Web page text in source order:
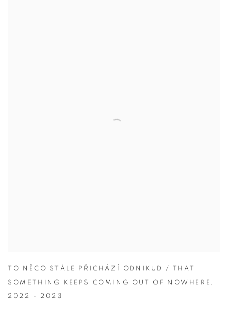
TO NĚCO STÁLE PŘICHÁZÍ ODNIKUD / THAT
SOMETHING KEEPS COMING OUT OF NOWHERE ,
2022 - 2023